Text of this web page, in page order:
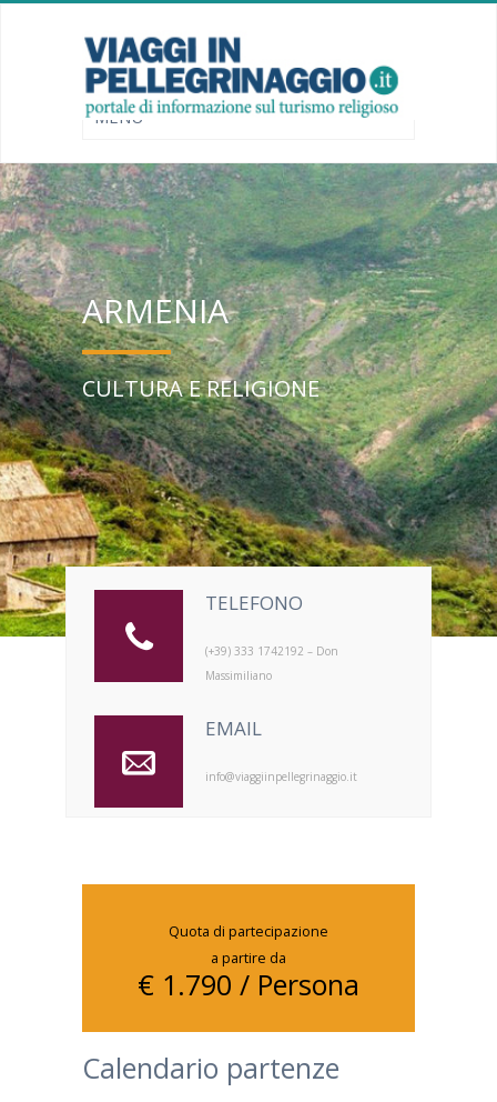
ARMENIA
CULTURA E RELIGIONE
TELEFONO
(+39) 333 1742192 – Don
Massimiliano
EMAIL
info@viaggiinpellegrinaggio.it
Quota di partecipazione
a partire da
€ 1.790 / Persona
Calendario partenze